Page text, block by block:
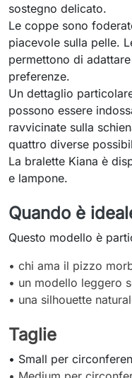
sostegno delicato.
Le coppe sono
piacevole sulla pelle.
permettono di
preferenze.
Un dettaglio
possono essere
ravvicinate sulla
quattro diverse
La bralette Kiana è
e lampone.
Quando è
Questo modello è
• chi ama il pizzo
• un modello leggero
• una silhouette
Taglie
• Small per